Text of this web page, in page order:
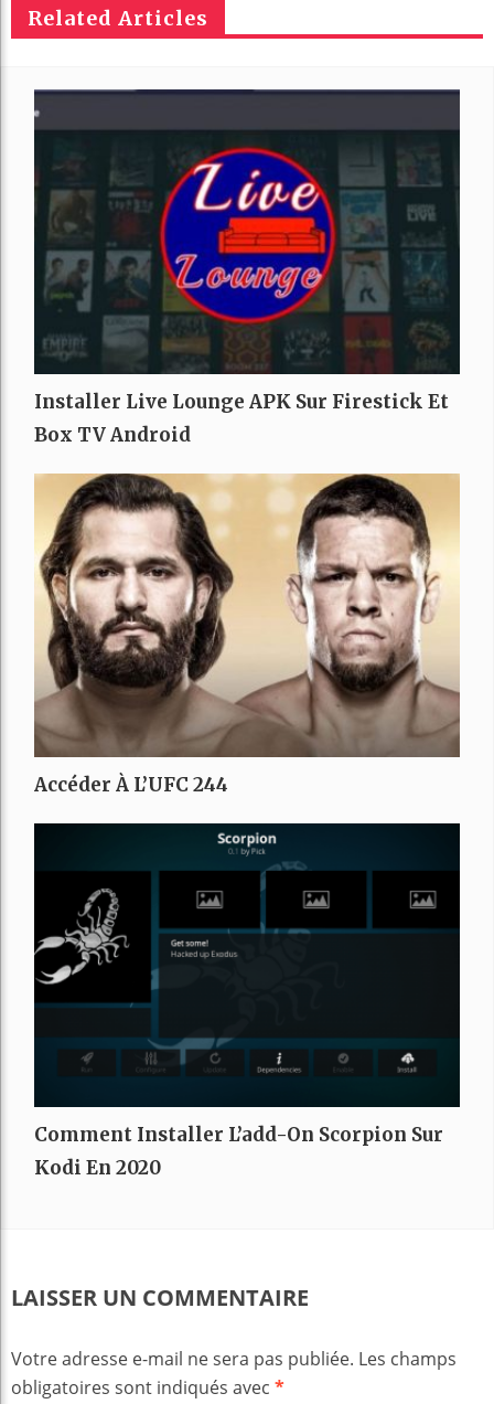
Related Articles
Installer Live Lounge APK Sur Firestick Et
Box TV Android
Accéder À L’UFC 244
Comment Installer L’add-On Scorpion Sur
Kodi En 2020
LAISSER UN COMMENTAIRE
Votre adresse e-mail ne sera pas publiée. Les champs
obligatoires sont indiqués avec *